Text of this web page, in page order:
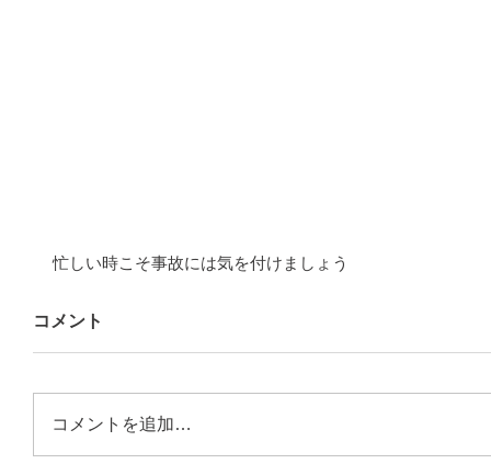
忙しい時こそ事故には気を付けましょう
コメント
コメントを追加…